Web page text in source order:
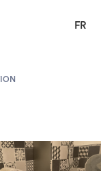
FR